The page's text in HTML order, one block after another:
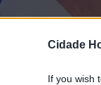
Cidade
If you wish